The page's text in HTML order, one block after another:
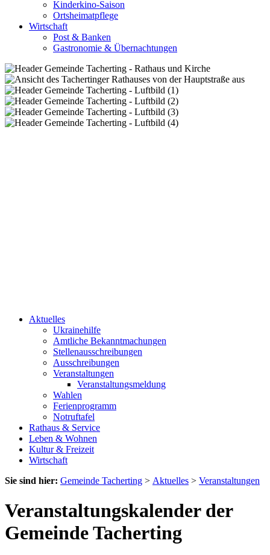
Kinderkino-Saison
Ortsheimatpflege
Wirtschaft
Post & Banken
Gastronomie & Übernachtungen
Aktuelles
Ukrainehilfe
Amtliche Bekanntmachungen
Stellenausschreibungen
Ausschreibungen
Veranstaltungen
Veranstaltungsmeldung
Wahlen
Ferienprogramm
Notruftafel
Rathaus & Service
Leben & Wohnen
Kultur & Freizeit
Wirtschaft
Sie sind hier: Gemeinde Tacherting > Aktuelles > Veranstaltungen
Veranstaltungskalender der
Gemeinde Tacherting